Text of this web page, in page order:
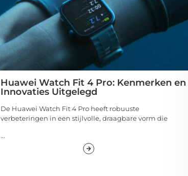
Huawei Watch Fit 4 Pro: Kenmerken en
Innovaties Uitgelegd
De Huawei Watch Fit 4 Pro heeft robuuste
verbeteringen in een stijlvolle, draagbare vorm die
...